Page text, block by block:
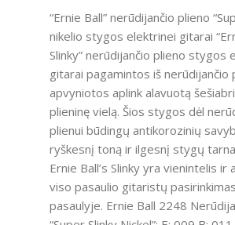
“Ernie Ball” nerūdijančio plieno
nikelio stygos elektrinei gitarai
Slinky” nerūdijančio plieno stygos
gitarai pagamintos iš nerūdijančio
apvyniotos aplink alavuotą
plieninę vielą. Šios stygos dėl
plienui būdingų antikorozinių
ryškesnį toną ir ilgesnį stygų
Ernie Ball’s Slinky yra vienintelis ir
viso pasaulio gitaristų
pasaulyje. Ernie Ball 2248